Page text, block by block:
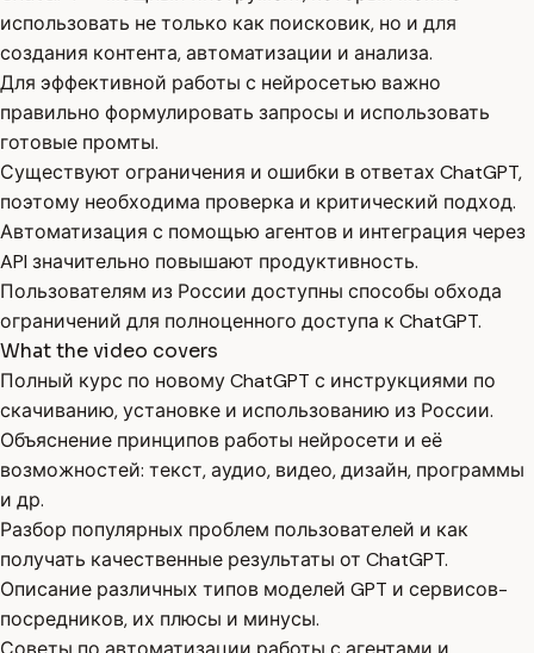
использовать не только как поисковик, но и для
создания контента, автоматизации и анализа.
Для эффективной работы с нейросетью важно
правильно формулировать запросы и использовать
готовые промты.
Существуют ограничения и ошибки в ответах ChatGPT,
поэтому необходима проверка и критический подход.
Автоматизация с помощью агентов и интеграция через
API значительно повышают продуктивность.
Пользователям из России доступны способы обхода
ограничений для полноценного доступа к ChatGPT.
What the video covers
Полный курс по новому ChatGPT с инструкциями по
скачиванию, установке и использованию из России.
Объяснение принципов работы нейросети и её
возможностей: текст, аудио, видео, дизайн, программы
и др.
Разбор популярных проблем пользователей и как
получать качественные результаты от ChatGPT.
Описание различных типов моделей GPT и сервисов-
посредников, их плюсы и минусы.